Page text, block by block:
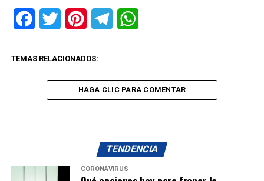
FacebookTwitter PinterestTelegram
TEMAS RELACIONADOS:
HAGA CLIC PARA COMENTAR
TENDENCIA
CORONAVIRUS